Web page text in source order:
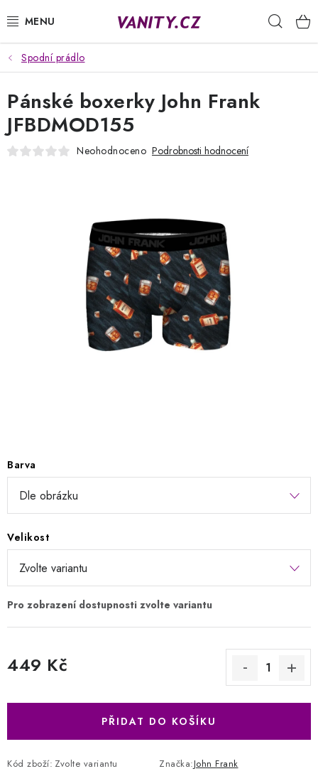
na
KABELKY
SPODNÍ PRÁDLO
PUNČOCHY
Jak nakupovat
Obchodní podmínky
Podmínky ochrany osobních údajů
Napište nám
Spodní prádlo
Barva
Velikost
449 Kč
PŘIDAT DO KOŠÍKU
Kód zboží: Zvolte variantu Značka:John Frank
Pánské boxerky John Frank
JFBDMOD155
Neohodnoceno Podrobnosti hodnocení